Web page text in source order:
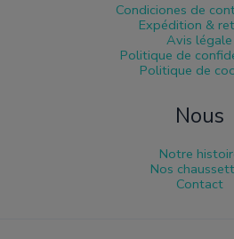
Condiciones de
Expédition &
Avis légale
Politique de
Politique de
Nous
Notre
Nos
Contact